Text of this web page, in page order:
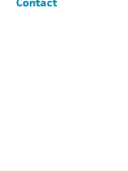
Contact